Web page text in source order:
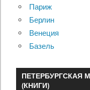
Париж
Берлин
Венеция
Базель
ПЕТЕРБУРГСКАЯ
(КНИГИ)